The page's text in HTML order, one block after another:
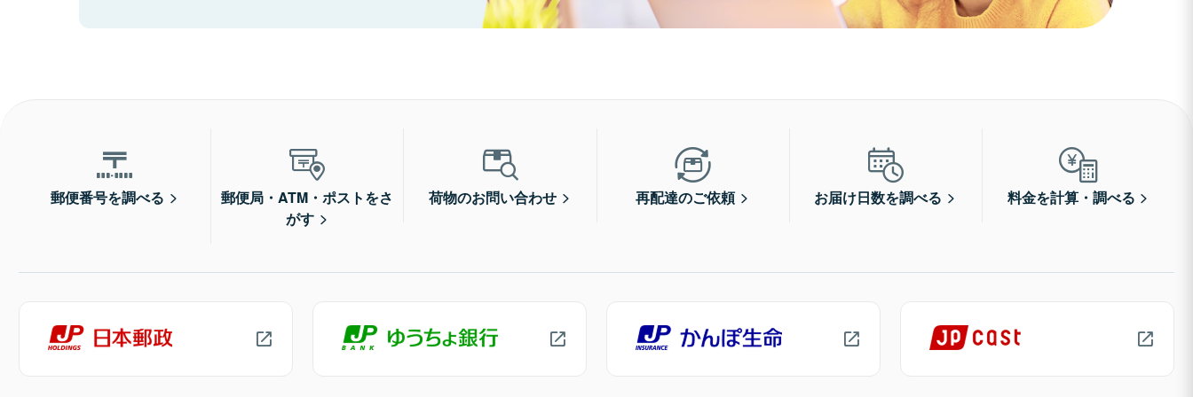
郵便番号を調べる
郵便局・ATM・ポストをさ
がす
荷物のお問い合わせ 再配達のご依頼 お届け日数を調べる 料金を計算・調べる